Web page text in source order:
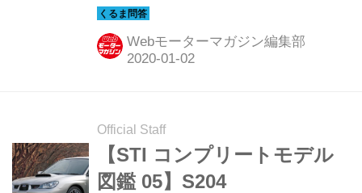
「交換しちゃいけない」というユーザ
ーの声も。いったい何が正しいのか。
Webモーターマガジン編集部
Official Staff
【STI コンプリートモデル
図鑑 05】S204